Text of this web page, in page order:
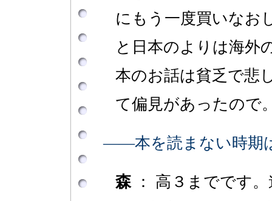
にもう一度買いなお
と日本のよりは海外
本のお話は貧乏で悲
て偏見があったので
――本を読まない時期
森： 高３までです